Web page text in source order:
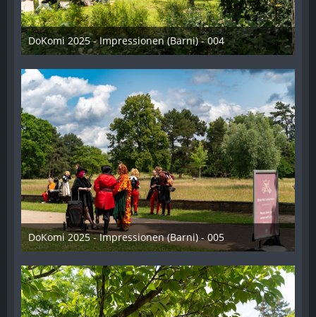
DoKomi 2025 - Impressionen (Barni) - 004
16. Juli 2025
DoKomi 2025 - Impressionen (Barni) - 005
16. Juli 2025